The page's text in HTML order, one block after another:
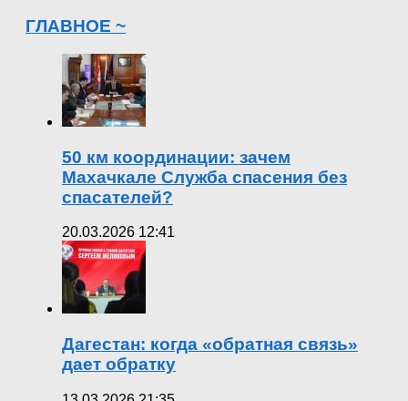
ГЛАВНОЕ ~
50 км координации: зачем
Махачкале Служба спасения без
спасателей?
20.03.2026 12:41
Дагестан: когда «обратная связь»
дает обратку